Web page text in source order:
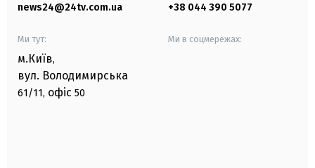
news24@24tv.com.ua +38 044 390 5077
Ми тут:
м.Київ,
вул. Володимирська
61/11, офіс 50
Ми в соцмережах: